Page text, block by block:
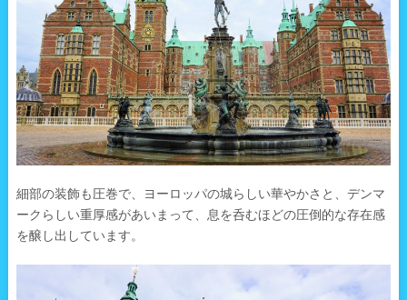
細部の装飾も圧巻で、ヨーロッパの城らしい華やかさと、デンマ
ークらしい重厚感があいまって、息を呑むほどの圧倒的な存在感
を醸し出しています。